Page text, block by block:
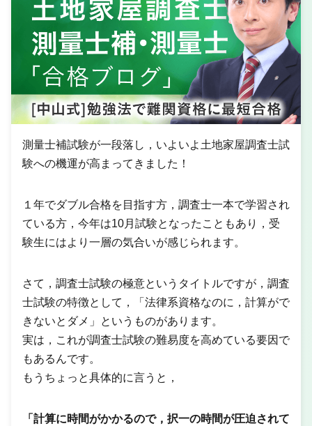
測量士補試験が一段落し，いよいよ土地家屋調査士試
験への機運が高まってきました！
１年でダブル合格を目指す方，調査士一本で学習され
ている方，今年は10月試験となったこともあり，受
験生にはより一層の気合いが感じられます。
さて，調査士試験の極意というタイトルですが，調査
士試験の特徴として，「法律系資格なのに，計算がで
きないとダメ」というものがあります。
実は，これが調査士試験の難易度を高めている要因で
もあるんです。
もうちょっと具体的に言うと，
「計算に時間がかかるので，択一の時間が圧迫されて